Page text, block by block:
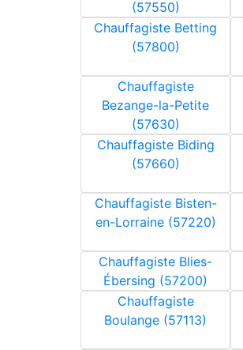
(57550)
Chauffagiste Betting
(57800)
Chauffagiste
Bezange-la-Petite
(57630)
Chauffagiste Biding
(57660)
Chauffagiste Bisten-
en-Lorraine (57220)
Chauffagiste Blies-
Ébersing (57200)
Chauffagiste
Boulange (57113)